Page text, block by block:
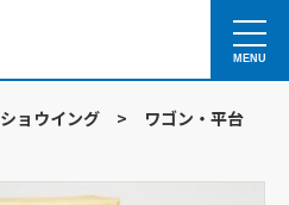
MENU
ショウイング >
ワゴン・平台